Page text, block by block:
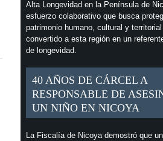
Alta Longevidad en la Península de
esfuerzo colaborativo que busca
patrimonio humano, cultural y
convertido a esta región en un
de longevidad.
40 AÑOS DE CÁRCEL A
RESPONSABLE DE
UN NIÑO EN NICOYA
La Fiscalía de Nicoya demostró que